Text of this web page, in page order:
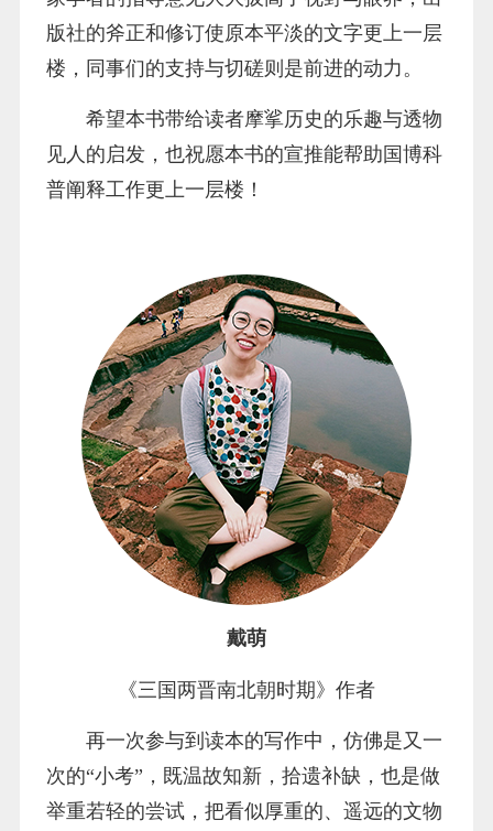
版社的斧正和修订使原本平淡的文字更上一层
楼，同事们的支持与切磋则是前进的动力。
希望本书带给读者摩挲历史的乐趣与透物
见人的启发，也祝愿本书的宣推能帮助国博科
普阐释工作更上一层楼！
戴萌
《三国两晋南北朝时期》作者
再一次参与到读本的写作中，仿佛是又一
次的“小考”，既温故知新，拾遗补缺，也是做
举重若轻的尝试，把看似厚重的、遥远的文物